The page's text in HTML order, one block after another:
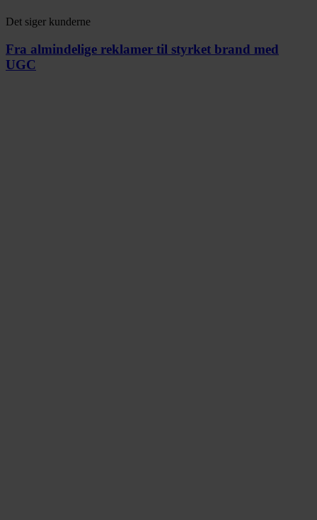
Det siger kunderne
Fra almindelige reklamer til styrket brand med
UGC